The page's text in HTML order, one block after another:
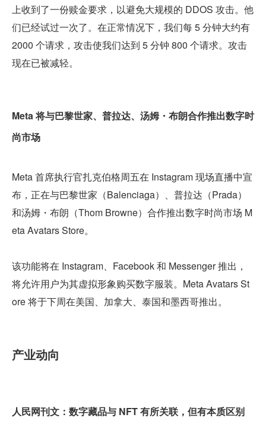
上收到了一份赎金要求，以避免大规模的 DDOS 攻击。他
们已经试过一次了。在正常情况下，我们每 5 分钟大约有
2000 个请求，攻击使我们达到 5 分钟 800 个请求。攻击
现在已被减轻。
Meta 将与巴黎世家、普拉达、汤姆・布朗合作推出数字时
尚市场
Meta 首席执行官扎克伯格周五在 Instagram 现场直播中宣
布，正在与巴黎世家（Balenciaga）、普拉达（Prada）
和汤姆・布朗（Thom Browne）合作推出数字时尚市场 M
eta Avatars Store。
该功能将在 Instagram、Facebook 和 Messenger 推出，
将允许用户为其虚拟形象购买数字服装。Meta Avatars St
ore 将于下周在美国、加拿大、泰国和墨西哥推出。
产业动向
人民网刊文：数字藏品与 NFT 有所关联，但有本质区别